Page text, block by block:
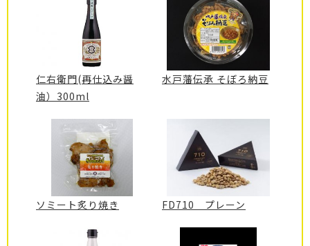
仁右衛門(再仕込み醤
油）300ml
水戸藩伝承 そぼろ納豆
ソミート炙り焼き FD710 プレーン